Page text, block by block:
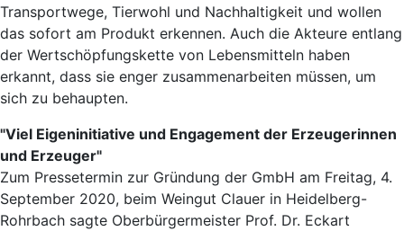
Transportwege, Tierwohl und Nachhaltigkeit und wollen
das sofort am Produkt erkennen. Auch die Akteure entlang
der Wertschöpfungskette von Lebensmitteln haben
erkannt, dass sie enger zusammenarbeiten müssen, um
sich zu behaupten.
"Viel Eigeninitiative und Engagement der Erzeugerinnen
und Erzeuger"
Zum Pressetermin zur Gründung der GmbH am Freitag, 4.
September 2020, beim Weingut Clauer in Heidelberg-
Rohrbach sagte Oberbürgermeister Prof. Dr. Eckart